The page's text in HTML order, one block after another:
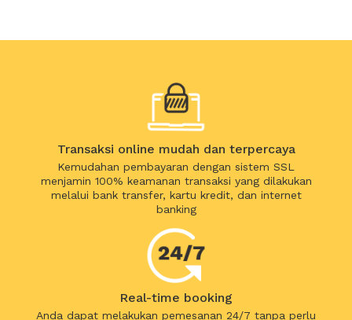
Transaksi online mudah dan terpercaya
Kemudahan pembayaran dengan sistem SSL
menjamin 100% keamanan transaksi yang dilakukan
melalui bank transfer, kartu kredit, dan internet
banking
Real-time booking
Anda dapat melakukan pemesanan 24/7 tanpa perlu